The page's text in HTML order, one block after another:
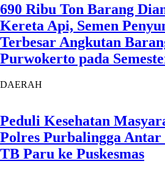
690 Ribu Ton Barang
Kereta Api, Semen
Terbesar Angkutan
Purwokerto pada
DAERAH
Peduli Kesehatan
Polres Purbalingga Antar
TB Paru ke Puskesmas